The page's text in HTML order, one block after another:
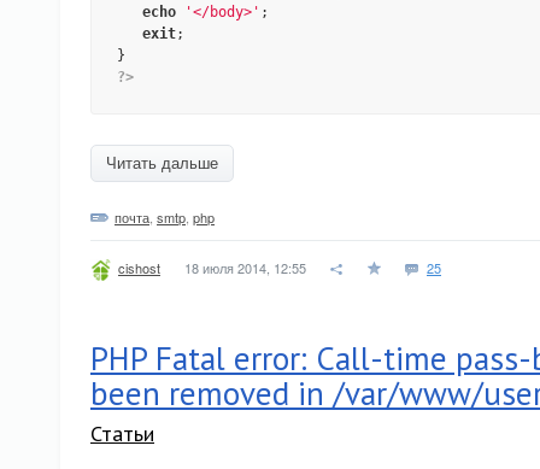
echo
'</body>' ;
exit;
?>
Читать дальше
почта smtp php
cishost 18 июля 2014, 12:55 25
PHP Fatal error: Call-time
been removed in /var/www/
Статьи